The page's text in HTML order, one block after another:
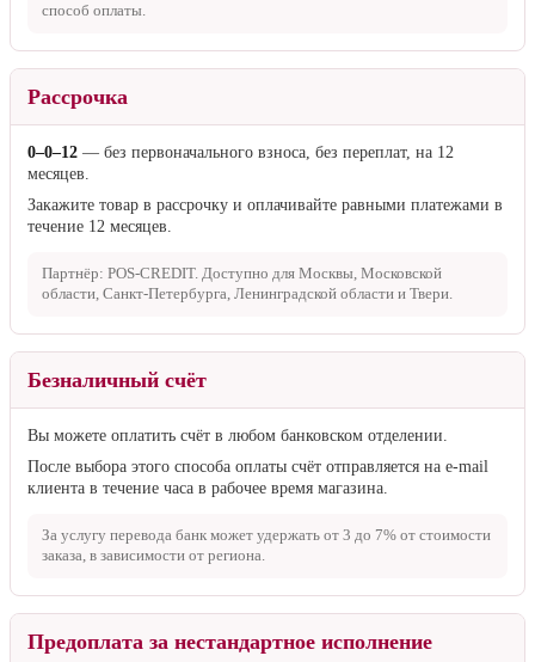
способ оплаты.
Рассрочка
0–0–12 — без первоначального взноса, без переплат, на 12
месяцев.
Закажите товар в рассрочку и оплачивайте равными платежами в
течение 12 месяцев.
Партнёр: POS-CREDIT. Доступно для Москвы, Московской
области, Санкт-Петербурга, Ленинградской области и Твери.
Безналичный счёт
Вы можете оплатить счёт в любом банковском отделении.
После выбора этого способа оплаты счёт отправляется на e-mail
клиента в течение часа в рабочее время магазина.
За услугу перевода банк может удержать от 3 до 7% от стоимости
заказа, в зависимости от региона.
Предоплата за нестандартное исполнение